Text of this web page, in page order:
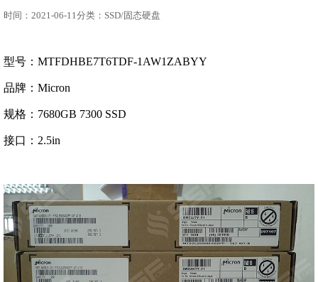
时间：2021-06-11分类：SSD/固态硬盘
型号：MTFDHBE7T6TDF-1AW1ZABYY
品牌：Micron
规格：7680GB 7300 SSD
接口：2.5in